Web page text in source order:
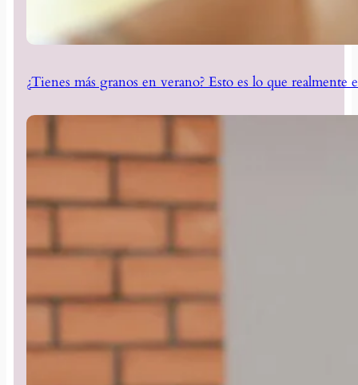
¿Tienes más granos en verano? Esto es lo que realmente